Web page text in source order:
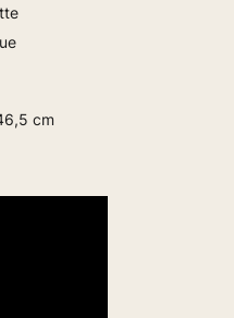
cm